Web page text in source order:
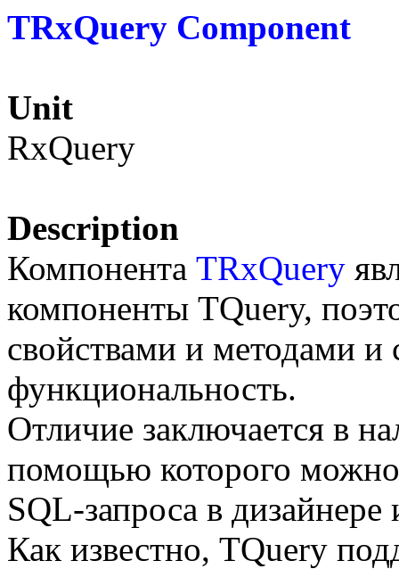
TRxQuery Component
Unit
RxQuery
Description
Компонента TRxQuery
компоненты TQuery,
свойствами и методами и
функциональность.
Отличие заключается в
помощью которого можно
SQL-запроса в
Как известно, TQuery